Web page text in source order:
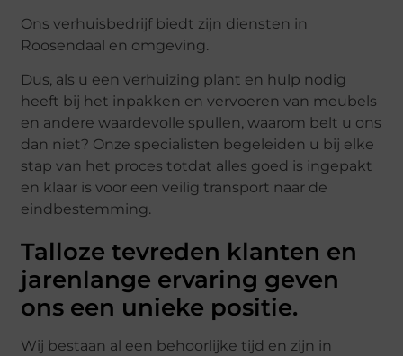
Ons verhuisbedrijf biedt zijn diensten in
Roosendaal en omgeving.
Dus, als u een verhuizing plant en hulp nodig
heeft bij het inpakken en vervoeren van meubels
en andere waardevolle spullen, waarom belt u ons
dan niet? Onze specialisten begeleiden u bij elke
stap van het proces totdat alles goed is ingepakt
en klaar is voor een veilig transport naar de
eindbestemming.
Talloze tevreden klanten en
jarenlange ervaring geven
ons een unieke positie.
Wij bestaan al een behoorlijke tijd en zijn in